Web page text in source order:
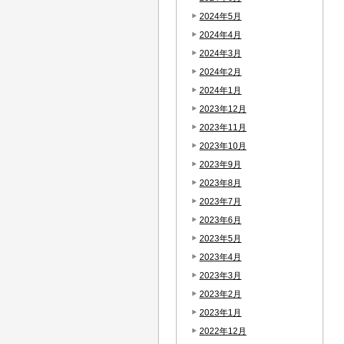
2024年5月
2024年4月
2024年3月
2024年2月
2024年1月
2023年12月
2023年11月
2023年10月
2023年9月
2023年8月
2023年7月
2023年6月
2023年5月
2023年4月
2023年3月
2023年2月
2023年1月
2022年12月